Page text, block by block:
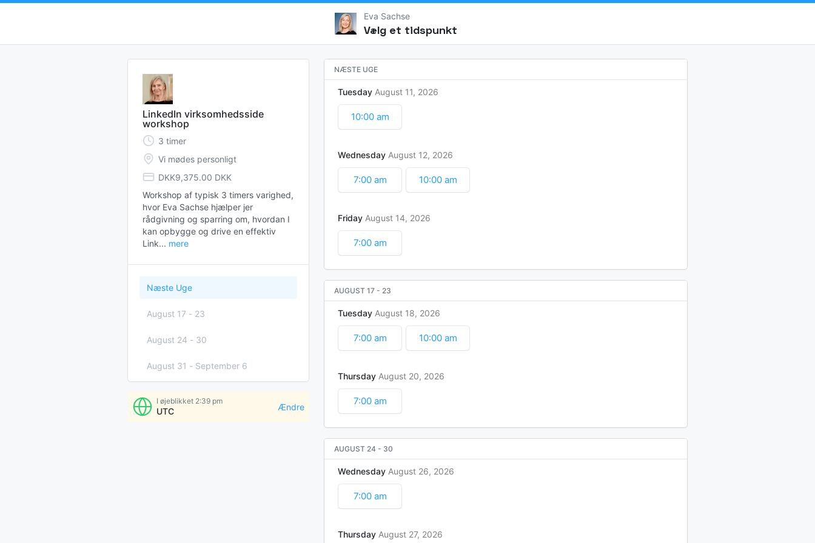
Eva Sachse
Vælg et tidspunkt
LinkedIn virksomhedsside
workshop
3 timer
Vi mødes personligt
DKK9,375.00 DKK
Workshop af typisk 3 timers varighed,
hvor Eva Sachse hjælper jer
rådgivning og sparring om, hvordan I
kan opbygge og drive en effektiv
Link... mere
Næste Uge
August 17 - 23
August 24 - 30
August 31 - September 6
I øjeblikket 2:39 pm
UTC Ændre
NÆSTE UGE
Tuesday August 11 2026
10:00 am
Wednesday August 12 2026
7:00 am 10:00 am
Friday August 14 2026
7:00 am
AUGUST 17 - 23
Tuesday August 18 2026
7:00 am 10:00 am
Thursday August 20 2026
7:00 am
AUGUST 24 - 30
Wednesday August 26 2026
7:00 am
Thursday August 27 2026